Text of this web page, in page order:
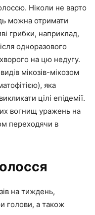
Ніколи не варто
можна отримати
грибки, наприклад,
одноразового
на цю недугу.
мікозів-мікозом
яка
цілі епідемії.
вогнищ уражень на
переходячи в
на тиждень,
голови, а також